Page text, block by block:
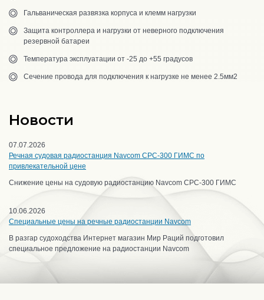
Гальваническая развязка корпуса и клемм нагрузки
Защита контроллера и нагрузки от неверного подключения
резервной батареи
Температура эксплуатации от -25 до +55 градусов
Сечение провода для подключения к нагрузке не менее 2.5мм2
Новости
07.07.2026
Речная судовая радиостанция Navcom CPC-300 ГИМС по
привлекательной цене
Снижение цены на судовую радиостанцию Navcom CPC-300 ГИМС
10.06.2026
Специальные цены на речные радиостанции Navcom
В разгар судоходства Интернет магазин Мир Раций подготовил
специальное предложение на радиостанции Navcom